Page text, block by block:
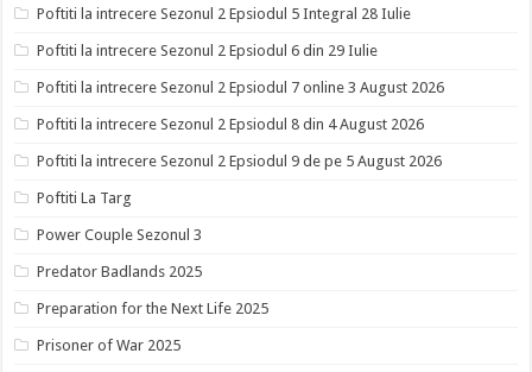
Poftiti la intrecere Sezonul 2 Epsiodul 5 Integral 28 Iulie
Poftiti la intrecere Sezonul 2 Epsiodul 6 din 29 Iulie
Poftiti la intrecere Sezonul 2 Epsiodul 7 online 3 August 2026
Poftiti la intrecere Sezonul 2 Epsiodul 8 din 4 August 2026
Poftiti la intrecere Sezonul 2 Epsiodul 9 de pe 5 August 2026
Poftiti La Targ
Power Couple Sezonul 3
Predator Badlands 2025
Preparation for the Next Life 2025
Prisoner of War 2025